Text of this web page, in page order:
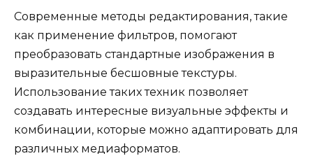
Современные методы редактирования, такие
как применение фильтров, помогают
преобразовать стандартные изображения в
выразительные бесшовные текстуры.
Использование таких техник позволяет
создавать интересные визуальные эффекты и
комбинации, которые можно адаптировать для
различных медиаформатов.